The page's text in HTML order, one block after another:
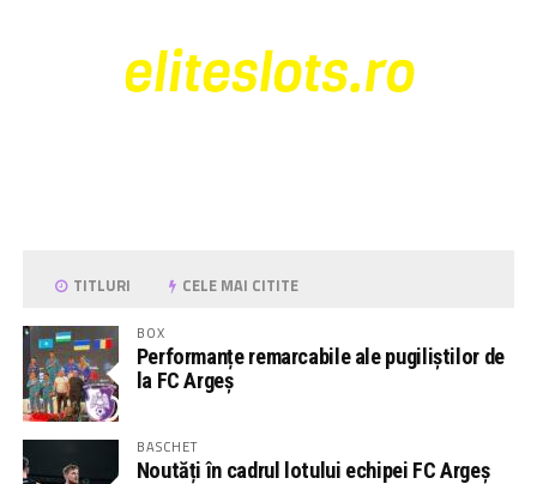
TITLURI CELE MAI CITITE
BOX
Performanțe remarcabile ale pugiliștilor de
la FC Argeș
BASCHET
Noutăți în cadrul lotului echipei FC Argeș